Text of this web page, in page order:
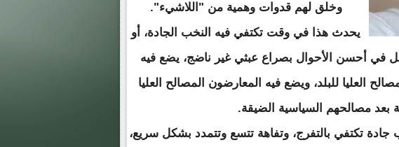
وخلق لهم قدوات وهمية من "اللاشيء".
يحدث هذا في وقت تكتفي فيه النخب الجادة، أو
في أحسن الأحوال بصراع عبثي غير ناضج، يضع فيه
العليا للبلد، ويضع فيه المعارضون المصالح العليا
بعد مصالحهم السياسية الضيقة.
جادة تكتفي بالتفرج، وتفاهة تتسع وتتمدد بشكل سريع،